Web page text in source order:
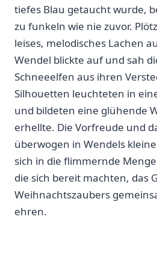
tiefes Blau getaucht wurde,
zu funkeln wie nie zuvor.
leises, ⁤melodisches⁢ Lachen
Wendel blickte auf und sah
Schneeelfen aus ihren
Silhouetten leuchteten in
und bildeten eine glühende
erhellte. Die Vorfreude und
überwogen in Wendels
sich in ⁣die flimmernde
die sich bereit machten, das
Weihnachtszaubers
ehren.